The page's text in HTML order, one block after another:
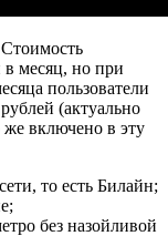
в месяц, но при
пользователи
(актуально
же включено в эту
то есть Билайн;
без назойливой